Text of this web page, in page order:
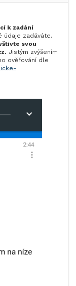
k zadání
údaje zadáváte.
svou
Jistým zvýšením
ověřování dle